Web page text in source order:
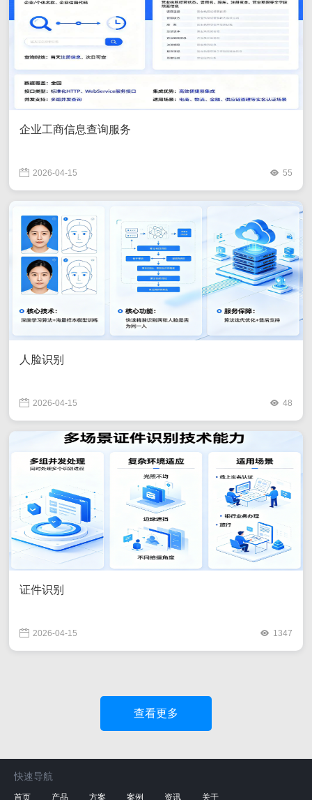
企业工商信息查询服务
2026-04-15 55
人脸识别
2026-04-15 48
证件识别
2026-04-15 1347
查看更多
快速导航
首页 产品 方案 案例 资讯 关于